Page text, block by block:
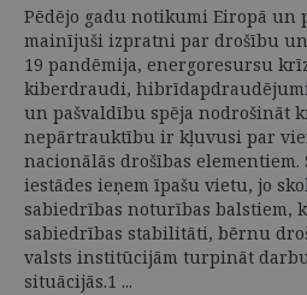
Pēdējo gadu notikumi Eiropā
mainījuši izpratni par drošību
19 pandēmija, energoresursu
kiberdraudi,
un pašvaldību spēja nodrošināt
nepārtrauktību ir kļuvusi par
nacionālās drošības elementiem.
iestādes ieņem īpašu vietu, jo
sabiedrības noturības balstiem,
sabiedrības stabilitāti, bērnu
valsts institūcijām turpināt
situācijās.1 ...